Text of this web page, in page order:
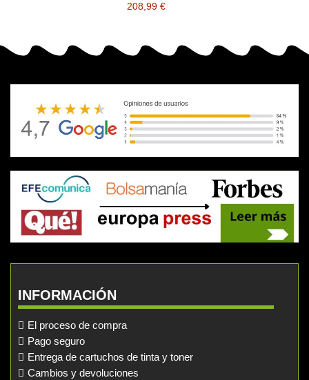
208,99 €
INFORMACIÓN
El proceso de compra
Pago seguro
Entrega de cartuchos de tinta y toner
Cambios y devoluciones